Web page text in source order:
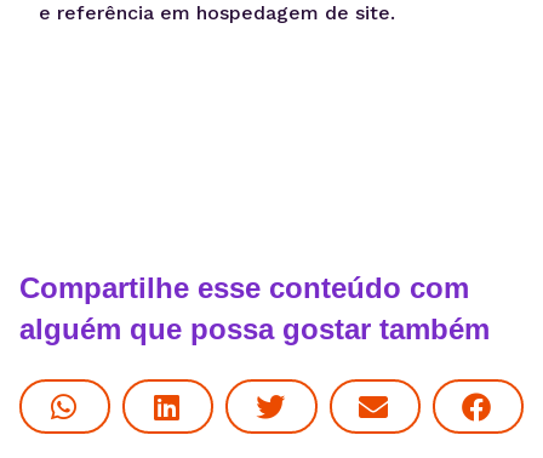
e referência em hospedagem de site.
Compartilhe esse conteúdo com
alguém que possa gostar também